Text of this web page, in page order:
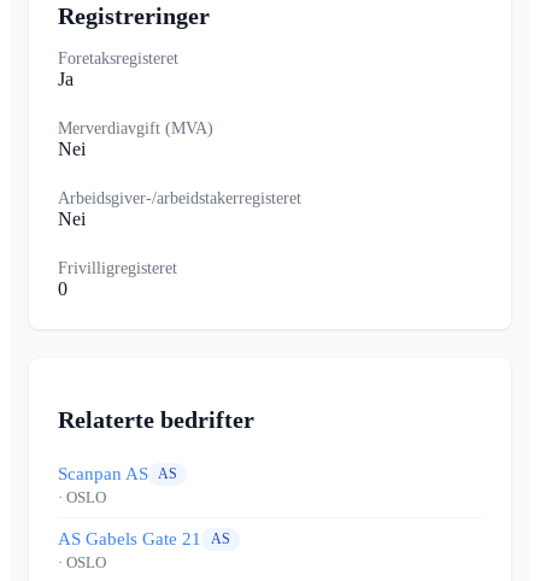
Registreringer
Foretaksregisteret
Ja
Merverdiavgift (MVA)
Nei
Arbeidsgiver-/arbeidstakerregisteret
Nei
Frivilligregisteret
0
Relaterte bedrifter
Scanpan AS AS
· OSLO
AS Gabels Gate 21 AS
· OSLO